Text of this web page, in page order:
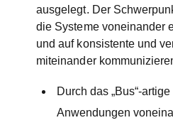
ausgelegt. Der
die Systeme voneinander
und auf konsistente und
miteinander
Durch das „Bus“-
Anwendungen